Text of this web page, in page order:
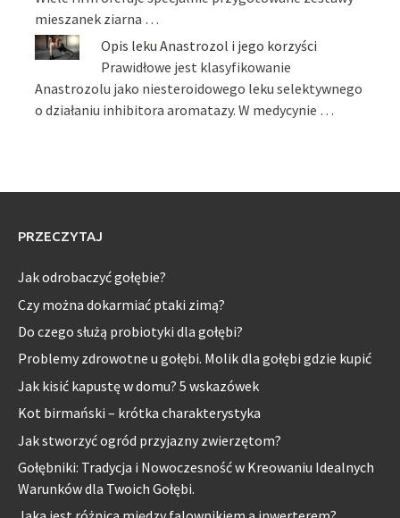
mieszanek ziarna …
Opis leku Anastrozol i jego korzyści
Prawidłowe jest klasyfikowanie
Anastrozolu jako niesteroidowego leku selektywnego
o działaniu inhibitora aromatazy. W medycynie …
PRZECZYTAJ
Jak odrobaczyć gołębie?
Czy można dokarmiać ptaki zimą?
Do czego służą probiotyki dla gołębi?
Problemy zdrowotne u gołębi. Molik dla gołębi gdzie kupić
Jak kisić kapustę w domu? 5 wskazówek
Kot birmański – krótka charakterystyka
Jak stworzyć ogród przyjazny zwierzętom?
Gołębniki: Tradycja i Nowoczesność w Kreowaniu Idealnych
Warunków dla Twoich Gołębi.